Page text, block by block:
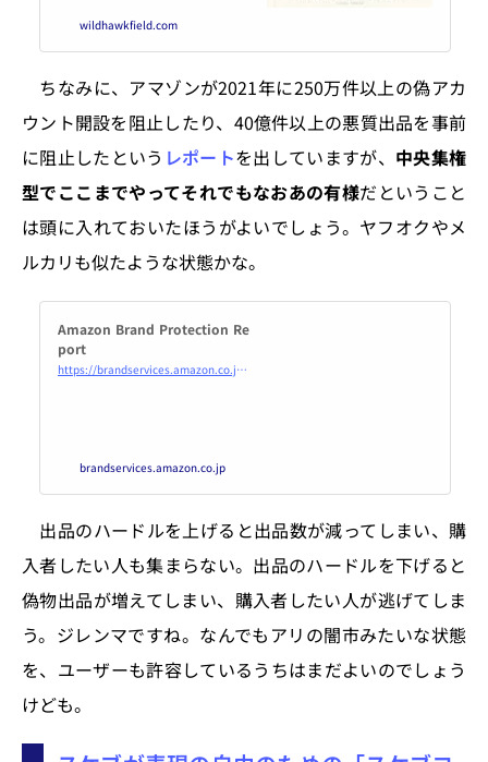
ている『Gumroad』ですが、ボ
クは非常に危機感を覚えていま
wildhawkfield.com
ちなみに、アマゾンが2021年に250万件以上の偽アカ
ウント開設を阻止したり、40億件以上の悪質出品を事前
に阻止したという レポートを出していますが、 中央集権
型でここまでやってそれでもなおあの有様だということ
は頭に入れておいたほうがよいでしょう。ヤフオクやメ
ルカリも似たような状態かな。
Amazon Brand Protection Re
port
https://brandservices.amazon.co.jp/progressreport
brandservices.amazon.co.jp
出品のハードルを上げると出品数が減ってしまい、購
入者したい人も集まらない。出品のハードルを下げると
偽物出品が増えてしまい、購入者したい人が逃げてしま
う。ジレンマですね。なんでもアリの闇市みたいな状態
を、ユーザーも許容しているうちはまだよいのでしょう
けども。